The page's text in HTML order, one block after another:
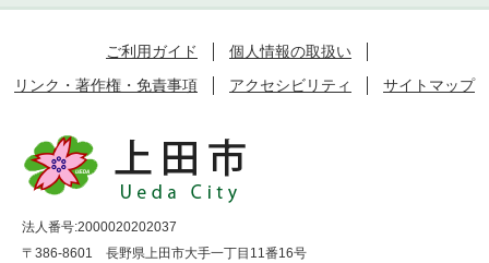
ご利用ガイド
個人情報の取扱い
リンク・著作権・免責事項
アクセシビリティ サイトマップ
法人番号:2000020202037
〒386-8601 長野県上田市大手一丁目11番16号